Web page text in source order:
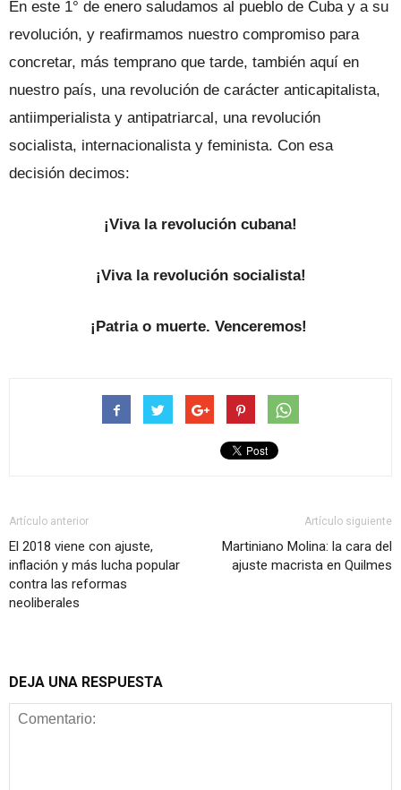
En este 1° de enero saludamos al pueblo de Cuba y a su
revolución, y reafirmamos nuestro compromiso para
concretar, más temprano que tarde, también aquí en
nuestro país, una revolución de carácter anticapitalista,
antiimperialista y antipatriarcal, una revolución
socialista, internacionalista y feminista. Con esa
decisión decimos:
¡Viva la revolución cubana!
¡Viva la revolución socialista!
¡Patria o muerte. Venceremos!
Artículo anterior
El 2018 viene con ajuste,
inflación y más lucha popular
contra las reformas
neoliberales
Artículo siguiente
Martiniano Molina: la cara del
ajuste macrista en Quilmes
DEJA UNA RESPUESTA